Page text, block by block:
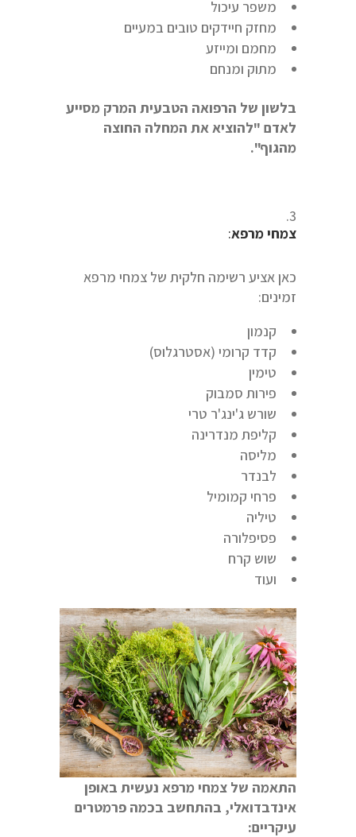
משפר עיכול
מחזק חיידקים טובים במעיים
מחמם ומייזע
מתוק ומנחם
בלשון של הרפואה הטבעית המרק מסייע
לאדם "להוציא את המחלה החוצה
מהגוף".
צמחי מרפא:
כאן אציע רשימה חלקית של צמחי מרפא
זמינים:
קנמון
קדד קרומי (אסטרגלוס)
טימין
פירות סמבוק
שורש ג'ינג'ר טרי
קליפת מנדרינה
מליסה
לבנדר
פרחי קמומיל
טיליה
פסיפלורה
שוש קרח
ועוד
התאמה של צמחי מרפא נעשית באופן
אינדבדואלי, בהתחשב בכמה פרמטרים
עיקריים: